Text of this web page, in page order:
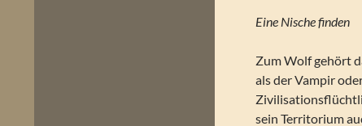
Eine Nische finden
Zum Wolf gehört
als der Vampir
sein Territorium